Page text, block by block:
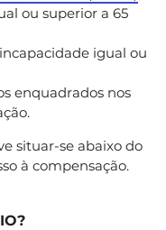
ou superior a 65
igual ou
enquadrados nos
situar-se abaixo do
à compensação.